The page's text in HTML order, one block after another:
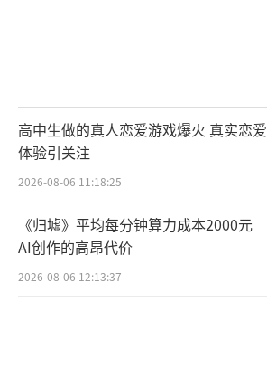
高中生做的真人恋爱游戏爆火 真实恋爱
体验引关注
2026-08-06 11:18:25
《归墟》平均每分钟算力成本2000元
AI创作的高昂代价
2026-08-06 12:13:37